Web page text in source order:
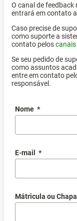
O canal de feedback
entrará em contato
Caso precise de
como suporte a
contato pelos
Se seu pedido de
como assuntos
entre em contato
responsável.
Nome *
E-mail *
Mátricula ou Chapa